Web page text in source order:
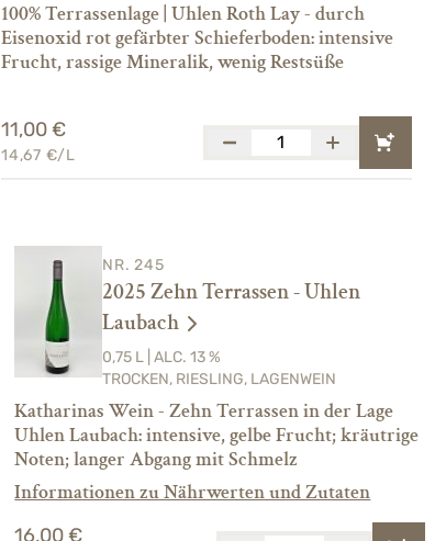
100% Terrassenlage | Uhlen Roth Lay - durch
Eisenoxid rot gefärbter Schieferboden: intensive
Frucht, rassige Mineralik, wenig Restsüße
11,00 €
14,67 €/L
NR. 245
2025 Zehn Terrassen - Uhlen
Laubach
0,75 L | ALC. 13 %
TROCKEN, RIESLING, LAGENWEIN
Katharinas Wein - Zehn Terrassen in der Lage
Uhlen Laubach: intensive, gelbe Frucht; kräutrige
Noten; langer Abgang mit Schmelz
Informationen zu Nährwerten und Zutaten
16,00 €